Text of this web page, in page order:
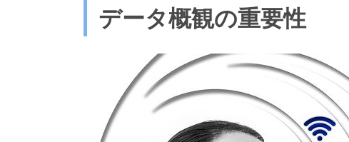
データ概観の重要性